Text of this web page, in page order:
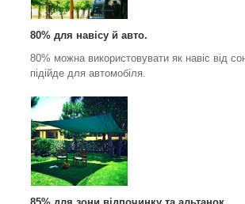
80% для навісу й авто.
80% можна використовувати як навіс від
підійде для автомобіля.